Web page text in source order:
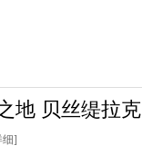
地 贝丝缇拉克
细]